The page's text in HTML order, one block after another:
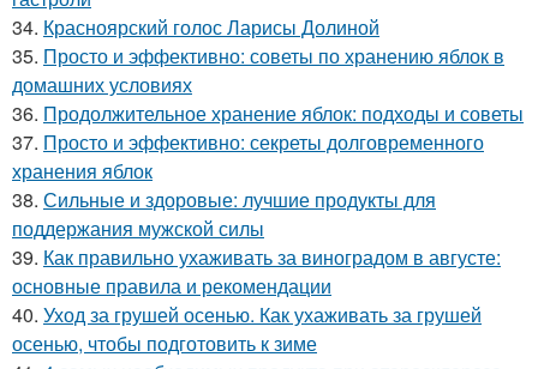
34. Красноярский голос Ларисы Долиной
35. Просто и эффективно: советы по хранению яблок в
домашних условиях
36. Продолжительное хранение яблок: подходы и советы
37. Просто и эффективно: секреты долговременного
хранения яблок
38. Сильные и здоровые: лучшие продукты для
поддержания мужской силы
39. Как правильно ухаживать за виноградом в августе:
основные правила и рекомендации
40. Уход за грушей осенью. Как ухаживать за грушей
осенью, чтобы подготовить к зиме